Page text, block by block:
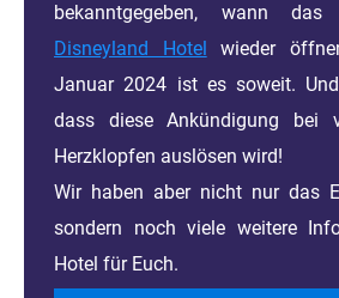
bekanntgegeben, wann
Disneyland Hotel
wieder
Januar 2024 ist es soweit.
dass diese Ankündigung bei
Herzklopfen auslösen wird!
Wir haben aber nicht nur das
sondern noch viele weitere
Hotel für Euch.